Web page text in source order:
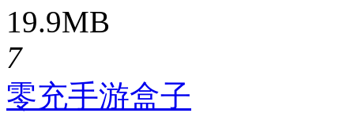
19.9MB
7
零充手游盒子